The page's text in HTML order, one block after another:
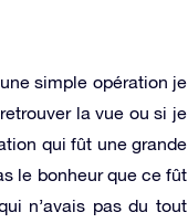
simple opération je
la vue ou si je
qui fût une grande
le bonheur que ce fût
n’avais pas du tout